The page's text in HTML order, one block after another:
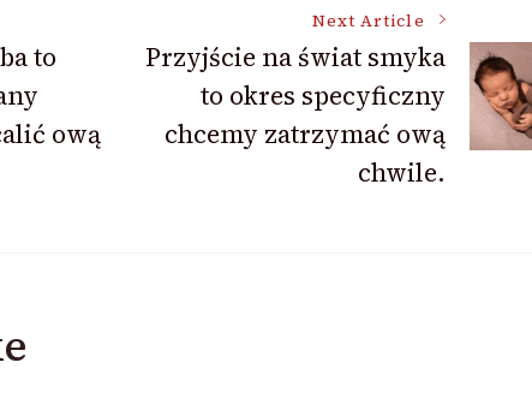
to
ową
Next Article
Przyjście na świat smyka
to okres specyficzny
chcemy zatrzymać ową
chwile.